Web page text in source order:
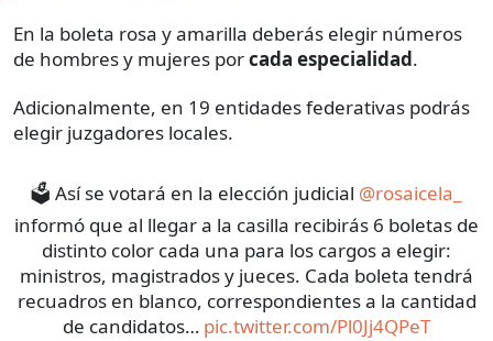
En la boleta rosa y amarilla deberás elegir números
de hombres y mujeres porcada especialidad.
Adicionalmente, en 19 entidades federativas podrás
elegir juzgadores locales.
🗳️ Así se votará en la elección judicial @rosaicela_
informó que al llegar a la casilla recibirás 6 boletas de
distinto color cada una para los cargos a elegir:
ministros, magistrados y jueces. Cada boleta tendrá
recuadros en blanco, correspondientes a la cantidad
de candidatos… pic.twitter.com/Pl0Jj4QPeT